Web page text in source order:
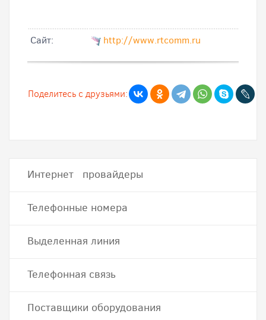
Cайт: http://www.rtcomm.ru
Поделитесь с друзьями:
Интернет провайдеры
Телефонные номера
Выделенная линия
Телефонная связь
Поставщики оборудования